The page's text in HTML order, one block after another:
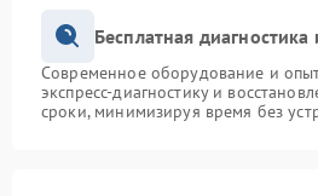
Бесплатная
Современное оборудование и
экспресс-диагностику и
сроки, минимизируя время без